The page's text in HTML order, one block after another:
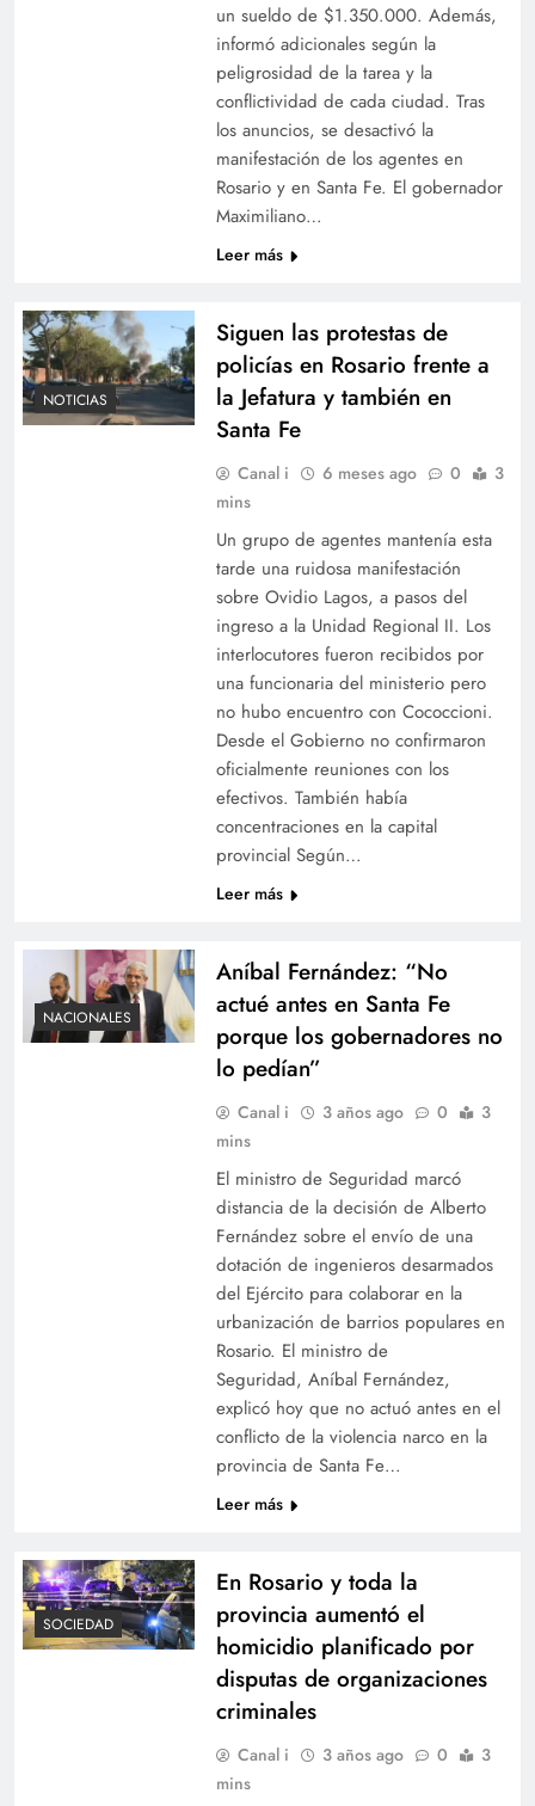
un sueldo de $1.350.000. Además,
informó adicionales según la
peligrosidad de la tarea y la
conflictividad de cada ciudad. Tras
los anuncios, se desactivó la
manifestación de los agentes en
Rosario y en Santa Fe. El gobernador
Maximiliano…
Leer más
NOTICIAS
Siguen las protestas de
policías en Rosario frente a
la Jefatura y también en
Santa Fe
Canal i 6 meses ago 0
3
mins
Un grupo de agentes mantenía esta
tarde una ruidosa manifestación
sobre Ovidio Lagos, a pasos del
ingreso a la Unidad Regional II. Los
interlocutores fueron recibidos por
una funcionaria del ministerio pero
no hubo encuentro con Cococcioni.
Desde el Gobierno no confirmaron
oficialmente reuniones con los
efectivos. También había
concentraciones en la capital
provincial Según…
Leer más
NACIONALES
Aníbal Fernández: “No
actué antes en Santa Fe
porque los gobernadores no
lo pedían”
Canal i 3 años ago 0
3
mins
El ministro de Seguridad marcó
distancia de la decisión de Alberto
Fernández sobre el envío de una
dotación de ingenieros desarmados
del Ejército para colaborar en la
urbanización de barrios populares en
Rosario. El ministro de
Seguridad, Aníbal Fernández,
explicó hoy que no actuó antes en el
conflicto de la violencia narco en la
provincia de Santa Fe…
Leer más
SOCIEDAD
En Rosario y toda la
provincia aumentó el
homicidio planificado por
disputas de organizaciones
criminales
Canal i 3 años ago 0
3
mins